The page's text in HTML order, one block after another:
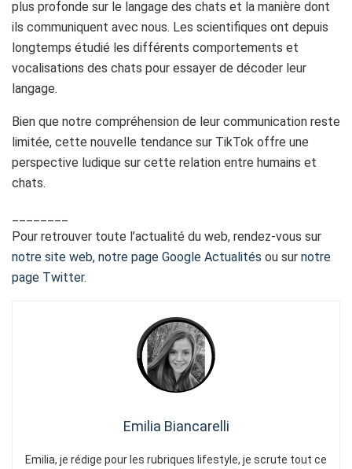
plus profonde sur le langage des chats et la manière dont
ils communiquent avec nous. Les scientifiques ont depuis
longtemps étudié les différents comportements et
vocalisations des chats pour essayer de décoder leur
langage.
Bien que notre compréhension de leur communication reste
limitée, cette nouvelle tendance sur TikTok offre une
perspective ludique sur cette relation entre humains et
chats.
Pour retrouver toute l’actualité du web, rendez-vous sur
notre site web, notre page Google Actualités ou sur notre
page Twitter.
Emilia Biancarelli
Emilia, je rédige pour les rubriques lifestyle, je scrute tout ce